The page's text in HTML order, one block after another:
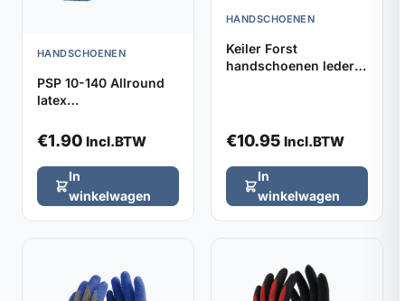
HANDSCHOENEN
PSP 10-140 Allround
latex
(maat 10)
€1.90 Incl.BTW
In
winkelwagen
HANDSCHOENEN
Keiler Forst
handschoenen leder
€10.95 Incl.BTW
In
winkelwagen